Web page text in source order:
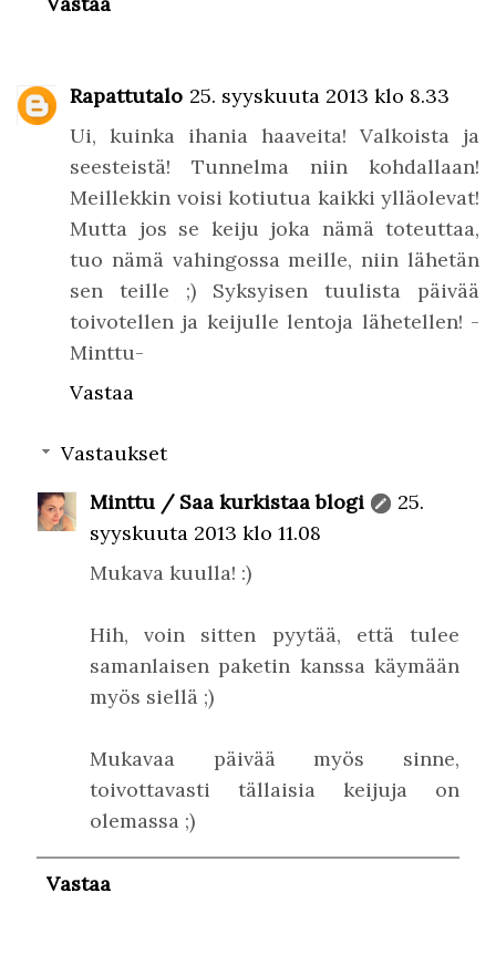
Rapattutalo 25. syyskuuta 2013 klo 8.33
Ui, kuinka ihania haaveita! Valkoista ja
seesteistä! Tunnelma niin kohdallaan!
Meillekkin voisi kotiutua kaikki ylläolevat!
Mutta jos se keiju joka nämä toteuttaa,
tuo nämä vahingossa meille, niin lähetän
sen teille ;) Syksyisen tuulista päivää
toivotellen ja keijulle lentoja lähetellen! -
Minttu-
Vastaa
Vastaukset
Minttu / Saa kurkistaa blogi
25.
syyskuuta 2013 klo 11.08
Mukava kuulla! :)
Hih, voin sitten pyytää, että tulee
samanlaisen paketin kanssa käymään
myös siellä ;)
Mukavaa päivää myös sinne,
toivottavasti tällaisia keijuja on
olemassa ;)
Vastaa